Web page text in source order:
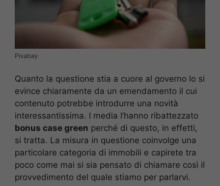
Pixabay
Quanto la questione stia a cuore al governo lo si
evince chiaramente da un emendamento il cui
contenuto potrebbe introdurre una novità
interessantissima. I media l’hanno ribattezzato
bonus case green perché di questo, in effetti,
si tratta. La misura in questione coinvolge una
particolare categoria di immobili e capirete tra
poco come mai si sia pensato di chiamare così il
provvedimento del quale stiamo per parlarvi.